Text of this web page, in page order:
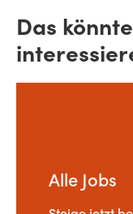
Das
Alle Jobs